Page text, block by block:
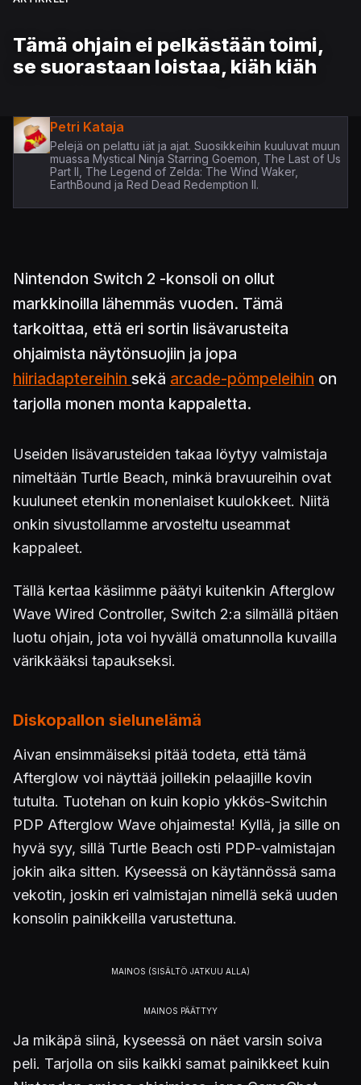
Tämä ohjain ei pelkästään toimi,
se suorastaan loistaa, kiäh kiäh
Petri Kataja
Pelejä on pelattu iät ja ajat. Suosikkeihin kuuluvat muun
muassa Mystical Ninja Starring Goemon, The Last of Us
Part II, The Legend of Zelda: The Wind Waker,
EarthBound ja Red Dead Redemption II.
Nintendon Switch 2 -konsoli on ollut
markkinoilla lähemmäs vuoden. Tämä
tarkoittaa, että eri sortin lisävarusteita
ohjaimista näytönsuojiin ja jopa
hiiriadaptereihin sekä arcade-pömpeleihin on
tarjolla monen monta kappaletta.
Useiden lisävarusteiden takaa löytyy valmistaja
nimeltään Turtle Beach, minkä bravuureihin ovat
kuuluneet etenkin monenlaiset kuulokkeet. Niitä
onkin sivustollamme arvosteltu useammat
kappaleet.
Tällä kertaa käsiimme päätyi kuitenkin Afterglow
Wave Wired Controller, Switch 2:a silmällä pitäen
luotu ohjain, jota voi hyvällä omatunnolla kuvailla
värikkääksi tapaukseksi.
Diskopallon sielunelämä
Aivan ensimmäiseksi pitää todeta, että tämä
Afterglow voi näyttää joillekin pelaajille kovin
tutulta. Tuotehan on kuin kopio ykkös-Switchin
PDP Afterglow Wave ohjaimesta! Kyllä, ja sille on
hyvä syy, sillä Turtle Beach osti PDP-valmistajan
jokin aika sitten. Kyseessä on käytännössä sama
vekotin, joskin eri valmistajan nimellä sekä uuden
konsolin painikkeilla varustettuna.
Ja mikäpä siinä, kyseessä on näet varsin soiva
peli. Tarjolla on siis kaikki samat painikkeet kuin